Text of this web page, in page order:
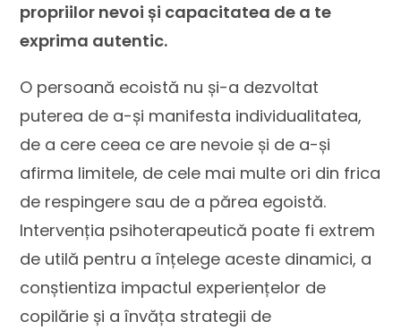
propriilor nevoi și capacitatea de a te
exprima autentic.
O persoană ecoistă nu și-a dezvoltat
puterea de a-și manifesta individualitatea,
de a cere ceea ce are nevoie și de a-și
afirma limitele, de cele mai multe ori din frica
de respingere sau de a părea egoistă.
Intervenția psihoterapeutică poate fi extrem
de utilă pentru a înțelege aceste dinamici, a
conștientiza impactul experiențelor de
copilărie și a învăța strategii de